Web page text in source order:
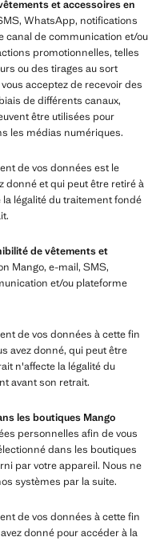
et accessoires en
WhatsApp, notifications
canal de communication et/ou
promotionnelles, telles
ou des tirages au sort
acceptez de recevoir des
de différents canaux,
être utilisées pour
les médias numériques.
de vos données est le
donné et qui peut être retiré à
légalité du traitement fondé
de vêtements et
Mango, e-mail, SMS,
et/ou plateforme
de vos données à cette fin
avez donné, qui peut être
n'affecte la légalité du
avant son retrait.
les boutiques Mango
personnelles afin de vous
dans les boutiques
par votre appareil. Nous ne
systèmes par la suite.
de vos données à cette fin
donné pour accéder à la